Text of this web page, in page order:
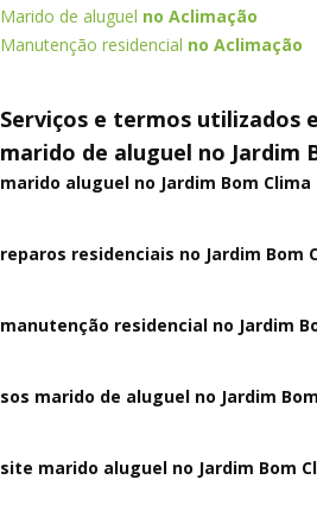
Marido de aluguel no Aclimação
Manutenção residencial no Aclimação
Serviços e termos utilizados
marido de aluguel no Jardim
marido aluguel no Jardim Bom Clima
reparos residenciais no Jardim Bom
manutenção residencial no Jardim
sos marido de aluguel no Jardim
site marido aluguel no Jardim Bom